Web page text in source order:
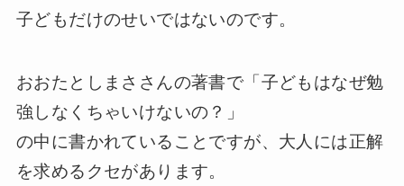
子どもだけのせいではないのです。
おおたとしまささんの著書で「子どもはなぜ勉
強しなくちゃいけないの？」
の中に書かれていることですが、大人には正解
を求めるクセがあります。